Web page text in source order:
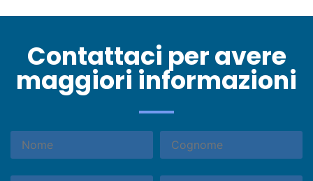
Contattaci per avere
maggiori informazioni